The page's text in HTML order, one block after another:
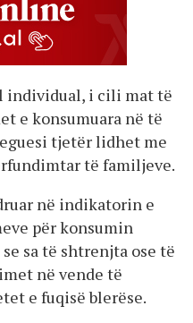
individual, i cili mat të
e konsumuara në të
tjetër lidhet me
të familjeve.
në indikatorin e
për konsumin
sa të shtrenjta ose të
në vende të
e fuqisë blerëse.